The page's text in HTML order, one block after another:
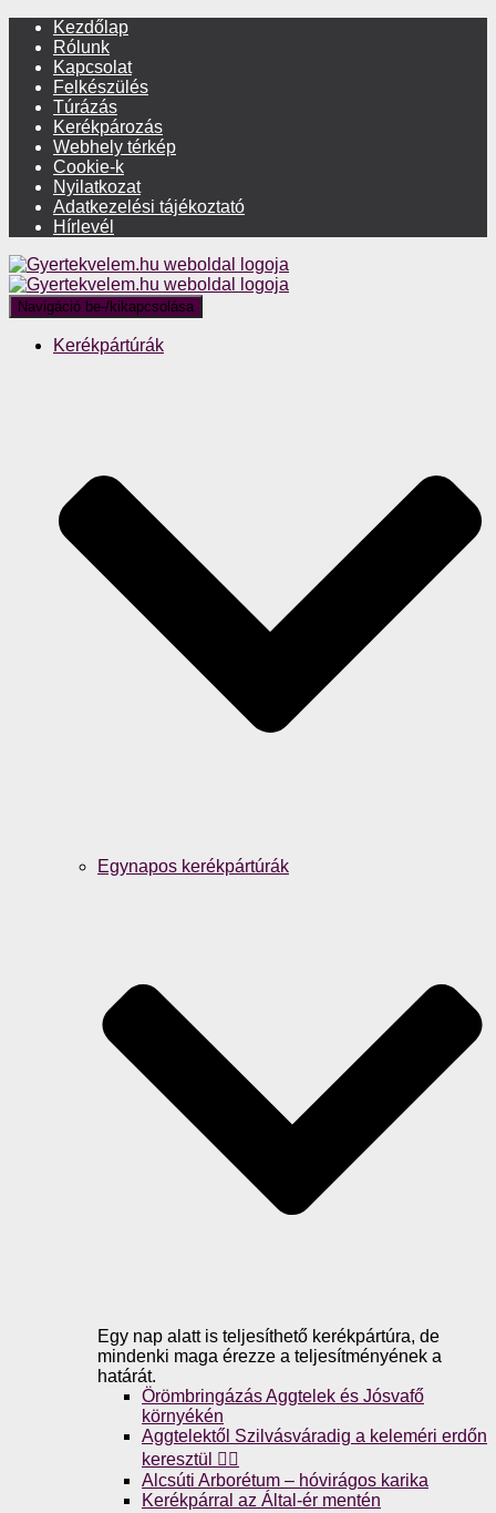
Kezdőlap
Rólunk
Kapcsolat
Felkészülés
Túrázás
Kerékpározás
Webhely térkép
Cookie-k
Nyilatkozat
Adatkezelési tájékoztató
Hírlevél
Navigáció be-/kikapcsolása
Kerékpártúrák
Egynapos kerékpártúrák
Egy nap alatt is teljesíthető kerékpártúra, de
mindenki maga érezze a teljesítményének a
határát.
Örömbringázás Aggtelek és Jósvafő
környékén
Aggtelektől Szilvásváradig a keleméri erdőn
keresztül 🚴‍♀️
Alcsúti Arborétum – hóvirágos karika
Kerékpárral az Által-ér mentén